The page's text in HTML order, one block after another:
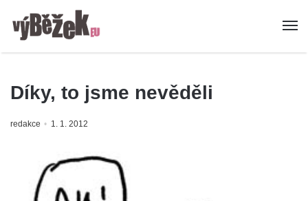
Díky, to jsme nevěděli
redakce 1. 1. 2012